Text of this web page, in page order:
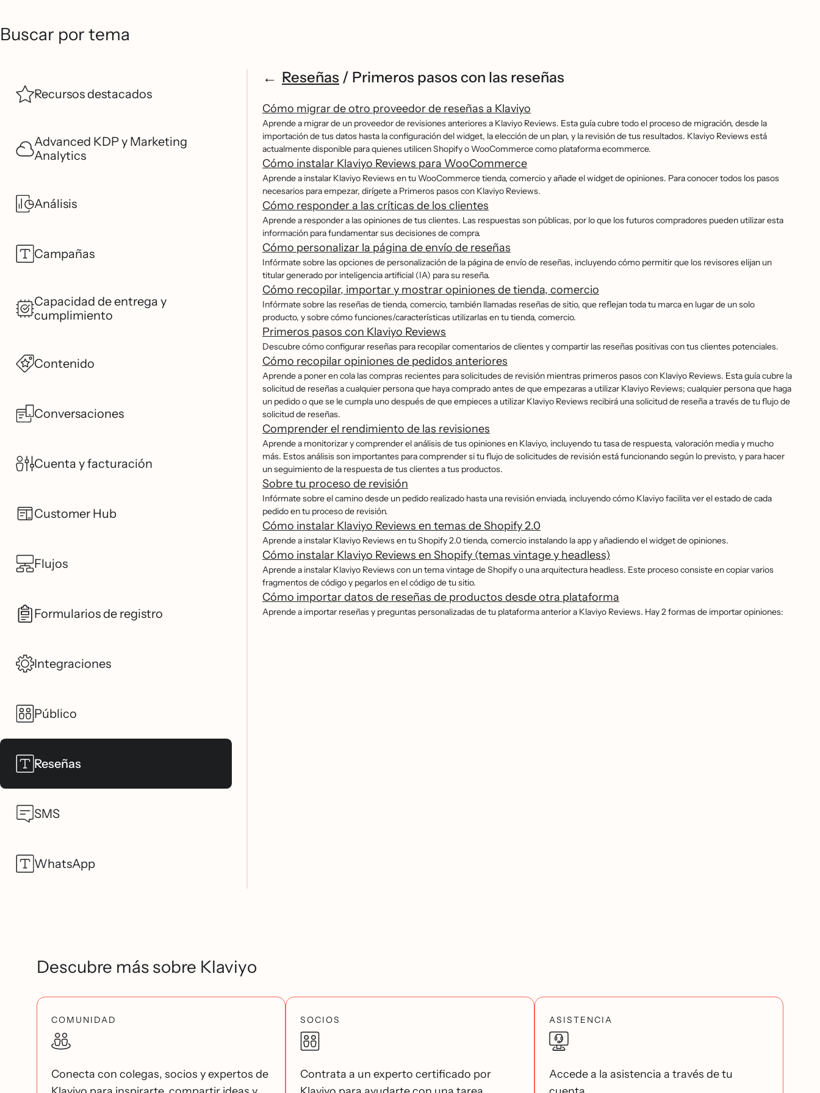
Buscar por tema
Recursos destacados
Advanced KDP y Marketing
Analytics
Análisis
Campañas
Capacidad de entrega y
cumplimiento
Contenido
Conversaciones
Cuenta y facturación
Customer Hub
Flujos
Formularios de registro
Integraciones
Público
Reseñas
SMS
WhatsApp
Reseñas / Primeros pasos con las reseñas
Cómo migrar de otro proveedor de reseñas a Klaviyo
Aprende a migrar de un proveedor de revisiones anteriores a Klaviyo Reviews. Esta guía cubre todo el proceso de migración, desde la
importación de tus datos hasta la configuración del widget, la elección de un plan, y la revisión de tus resultados. Klaviyo Reviews está
actualmente disponible para quienes utilicen Shopify o WooCommerce como plataforma ecommerce.
Cómo instalar Klaviyo Reviews para WooCommerce
Aprende a instalar Klaviyo Reviews en tu WooCommerce tienda, comercio y añade el widget de opiniones. Para conocer todos los pasos
necesarios para empezar, dirígete a Primeros pasos con Klaviyo Reviews.
Cómo responder a las críticas de los clientes
Aprende a responder a las opiniones de tus clientes. Las respuestas son públicas, por lo que los futuros compradores pueden utilizar esta
información para fundamentar sus decisiones de compra.
Cómo personalizar la página de envío de reseñas
Infórmate sobre las opciones de personalización de la página de envío de reseñas, incluyendo cómo permitir que los revisores elijan un
titular generado por inteligencia artificial (IA) para su reseña.
Cómo recopilar, importar y mostrar opiniones de tienda, comercio
Infórmate sobre las reseñas de tienda, comercio, también llamadas reseñas de sitio, que reflejan toda tu marca en lugar de un solo
producto, y sobre cómo funciones/características utilizarlas en tu tienda, comercio.
Primeros pasos con Klaviyo Reviews
Descubre cómo configurar reseñas para recopilar comentarios de clientes y compartir las reseñas positivas con tus clientes potenciales.
Cómo recopilar opiniones de pedidos anteriores
Aprende a poner en cola las compras recientes para solicitudes de revisión mientras primeros pasos con Klaviyo Reviews. Esta guía cubre la
solicitud de reseñas a cualquier persona que haya comprado antes de que empezaras a utilizar Klaviyo Reviews; cualquier persona que haga
un pedido o que se le cumpla uno después de que empieces a utilizar Klaviyo Reviews recibirá una solicitud de reseña a través de tu flujo de
solicitud de reseñas.
Comprender el rendimiento de las revisiones
Aprende a monitorizar y comprender el análisis de tus opiniones en Klaviyo, incluyendo tu tasa de respuesta, valoración media y mucho
más. Estos análisis son importantes para comprender si tu flujo de solicitudes de revisión está funcionando según lo previsto, y para hacer
un seguimiento de la respuesta de tus clientes a tus productos.
Sobre tu proceso de revisión
Infórmate sobre el camino desde un pedido realizado hasta una revisión enviada, incluyendo cómo Klaviyo facilita ver el estado de cada
pedido en tu proceso de revisión.
Cómo instalar Klaviyo Reviews en temas de Shopify 2.0
Aprende a instalar Klaviyo Reviews en tu Shopify 2.0 tienda, comercio instalando la app y añadiendo el widget de opiniones.
Cómo instalar Klaviyo Reviews en Shopify (temas vintage y headless)
Aprende a instalar Klaviyo Reviews con un tema vintage de Shopify o una arquitectura headless. Este proceso consiste en copiar varios
fragmentos de código y pegarlos en el código de tu sitio.
Cómo importar datos de reseñas de productos desde otra plataforma
Aprende a importar reseñas y preguntas personalizadas de tu plataforma anterior a Klaviyo Reviews. Hay 2 formas de importar opiniones:
Descubre más sobre Klaviyo
COMUNIDAD
Conecta con colegas, socios y expertos de
SOCIOS
Contrata a un experto certificado por
ASISTENCIA
Accede a la asistencia a través de tu